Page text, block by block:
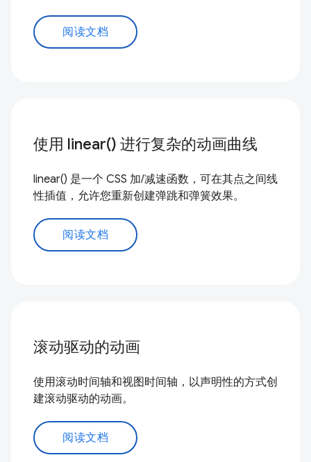
阅读文档
使用 linear() 进行复杂的动画曲线
linear() 是一个 CSS 加/减速函数，可在其点之间线
性插值，允许您重新创建弹跳和弹簧效果。
阅读文档
滚动驱动的动画
使用滚动时间轴和视图时间轴，以声明性的方式创
建滚动驱动的动画。
阅读文档